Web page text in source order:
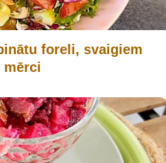
foreli, svaigiem
mērci